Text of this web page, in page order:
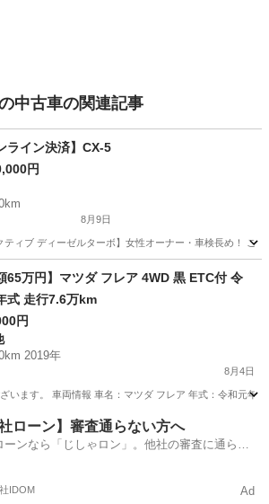
中古車の関連記事
ライン決済】CX-5
円
8月9日
ティブ ディーゼルターボ】女性オーナー・車検長め！
車両
65万円】マツダ フレア 4WD 黒 ETC付 令
式 走行7.6万km
円
2019年
8月4日
います。 車両情報 車名：マツダ フレア 年式：令和元年
その他
社ローン】審査通らない方へ
ーンなら「じしゃロン」。他社の審査に通らな
IDOM Ad